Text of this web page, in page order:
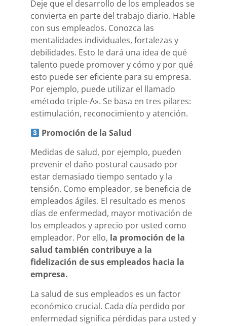
Deje que el desarrollo de los empleados se
convierta en parte del trabajo diario. Hable
con sus empleados. Conozca las
mentalidades individuales, fortalezas y
debilidades. Esto le dará una idea de qué
talento puede promover y cómo y por qué
esto puede ser eficiente para su empresa.
Por ejemplo, puede utilizar el llamado
«método triple-A». Se basa en tres pilares:
estimulación, reconocimiento y atención.
Promoción de la Salud
Medidas de salud, por ejemplo, pueden
prevenir el daño postural causado por
estar demasiado tiempo sentado y la
tensión. Como empleador, se beneficia de
empleados ágiles. El resultado es menos
días de enfermedad, mayor motivación de
los empleados y aprecio por usted como
empleador. Por ello, la promoción de la
salud también contribuye a la
fidelización de sus empleados hacia la
empresa.
La salud de sus empleados es un factor
económico crucial. Cada día perdido por
enfermedad significa pérdidas para usted y